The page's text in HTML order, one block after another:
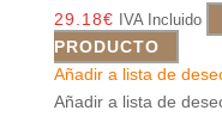
29.18€ IVA Incluido
PRODUCTO
Añadir a lista de
Añadir a lista de